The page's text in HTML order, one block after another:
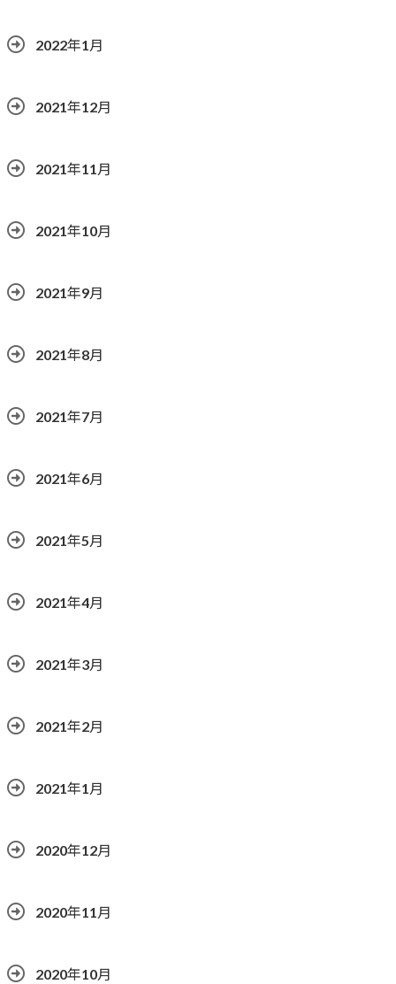
2022年1月
2021年12月
2021年11月
2021年10月
2021年9月
2021年8月
2021年7月
2021年6月
2021年5月
2021年4月
2021年3月
2021年2月
2021年1月
2020年12月
2020年11月
2020年10月